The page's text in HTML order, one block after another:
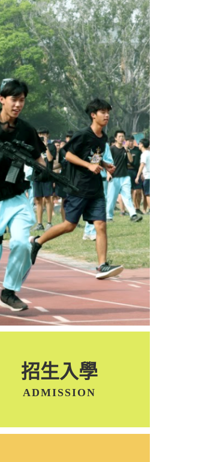
🎉狂賀！本校董
榮獲2025教育
招生入學
ADMISSION